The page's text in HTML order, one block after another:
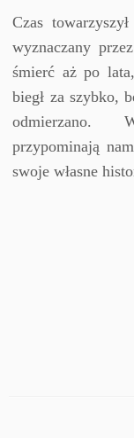
Czas
wyznaczany
śmierć aż po
biegł za szybko,
odmierzano.
przypominają
swoje własne